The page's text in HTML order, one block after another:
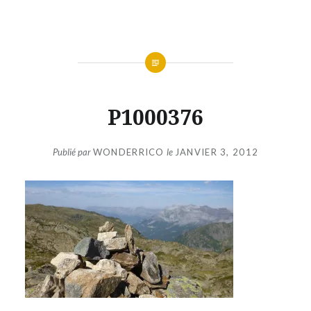
P1000376
Publié parWONDERRICO le JANVIER 3, 2012